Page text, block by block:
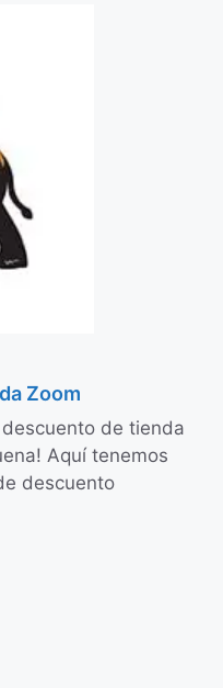
Zoom
de tienda
Aquí tenemos
descuento